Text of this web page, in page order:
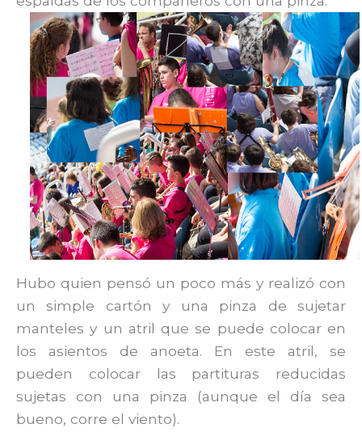
Hubo quien pensó un poco más y realizó con
un simple cartón y una pinza de sujetar
manteles y un atril que se puede colocar en
los asientos de anoeta. En este atril, se
pueden colocar las partituras reducidas
sujetas con una pinza (aunque el día sea
bueno, corre el viento).